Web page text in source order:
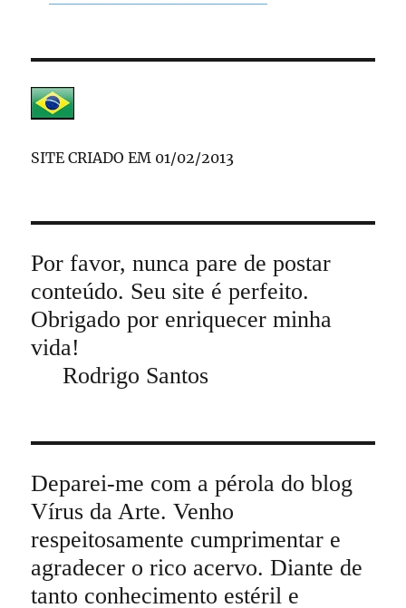
SITE CRIADO EM 01/02/2013
Por favor, nunca pare de postar
conteúdo. Seu site é perfeito.
Obrigado por enriquecer minha
vida!
Rodrigo Santos
Deparei-me com a pérola do blog
Vírus da Arte. Venho
respeitosamente cumprimentar e
agradecer o rico acervo. Diante de
tanto conhecimento estéril e